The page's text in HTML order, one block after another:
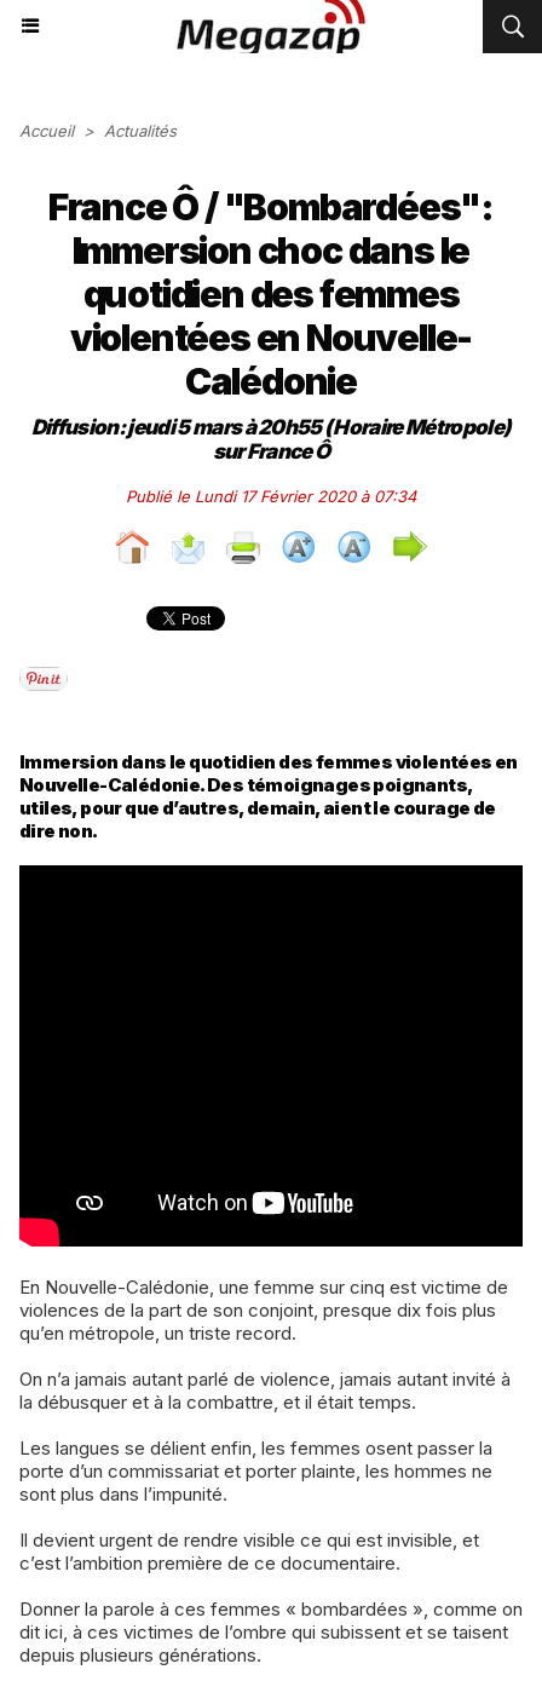
Accueil > Actualités
France Ô / "Bombardées":
Immersion choc dans le
quotidien des femmes
violentées en Nouvelle-
Calédonie
Diffusion: jeudi 5 mars à 20h55 (Horaire Métropole)
sur France Ô
Publié le Lundi 17 Février 2020 à 07:34
Immersion dans le quotidien des femmes violentées en
Nouvelle-Calédonie. Des témoignages poignants,
utiles, pour que d’autres, demain, aient le courage de
dire non.
En Nouvelle-Calédonie, une femme sur cinq est victime de
violences de la part de son conjoint, presque dix fois plus
qu’en métropole, un triste record.
On n’a jamais autant parlé de violence, jamais autant invité à
la débusquer et à la combattre, et il était temps.
Les langues se délient enfin, les femmes osent passer la
porte d’un commissariat et porter plainte, les hommes ne
sont plus dans l’impunité.
Il devient urgent de rendre visible ce qui est invisible, et
c’est l’ambition première de ce documentaire.
Donner la parole à ces femmes « bombardées », comme on
dit ici, à ces victimes de l’ombre qui subissent et se taisent
depuis plusieurs générations.